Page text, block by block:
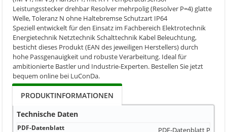
Leistungsstecker drehbar Resolver mehrpolig (Resolver P=4) glatte
Welle, Toleranz N ohne Haltebremse Schutzart IP64
Speziell entwickelt für den Einsatz im Fachbereich Elektrotechnik
Energietechnik Netztechnik Schalttechnik Kabel Beleuchtung,
besticht dieses Produkt (EAN des jeweiligen Herstellers) durch
hohe Passgenauigkeit und robuste Verarbeitung. Ideal für
ambitionierte Bastler und Industrie-Experten. Bestellen Sie jetzt
bequem online bei LuConDa.
PRODUKTINFORMATIONEN
Technische Daten
PDF-Datenblatt PDF-Datenblatt PDF